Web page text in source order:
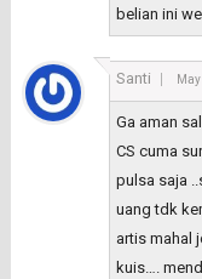
belian ini
Santi
Ga aman
CS cuma
pulsa saja
uang tdk
artis mahal
kuis….